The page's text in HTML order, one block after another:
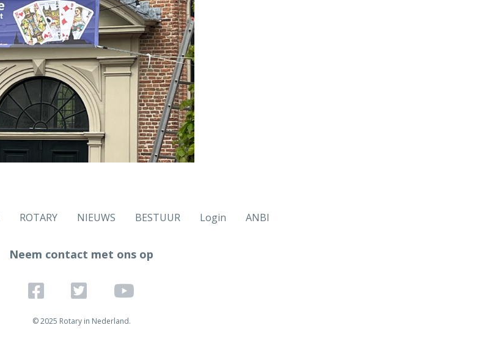
ROTARY NIEUWS BESTUUR Login ANBI
Neem contact met ons op
© 2025 Rotary in Nederland.